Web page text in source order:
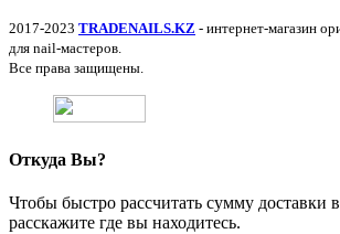
2017-2023 TRADENAILS.KZ - интернет-магазин
для nail-мастеров.
Все права защищены.
Откуда Вы?
Чтобы быстро рассчитать сумму доставки
расскажите где вы находитесь.